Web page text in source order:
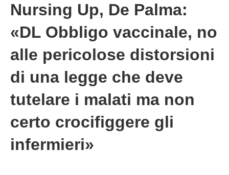
Nursing Up, De Palma:
«DL Obbligo vaccinale, no
alle pericolose distorsioni
di una legge che deve
tutelare i malati ma non
certo crocifiggere gli
infermieri»